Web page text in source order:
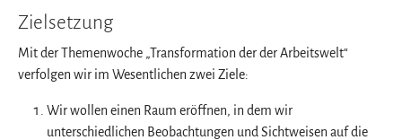
Zielsetzung
Mit der Themenwoche „Transformation der der Arbeitswelt“
verfolgen wir im Wesentlichen zwei Ziele:
Wir wollen einen Raum eröffnen, in dem wir
unterschiedlichen Beobachtungen und Sichtweisen auf die